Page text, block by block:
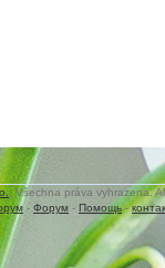
. Všechna práva vyhrazena.
- Форум - Помощь-